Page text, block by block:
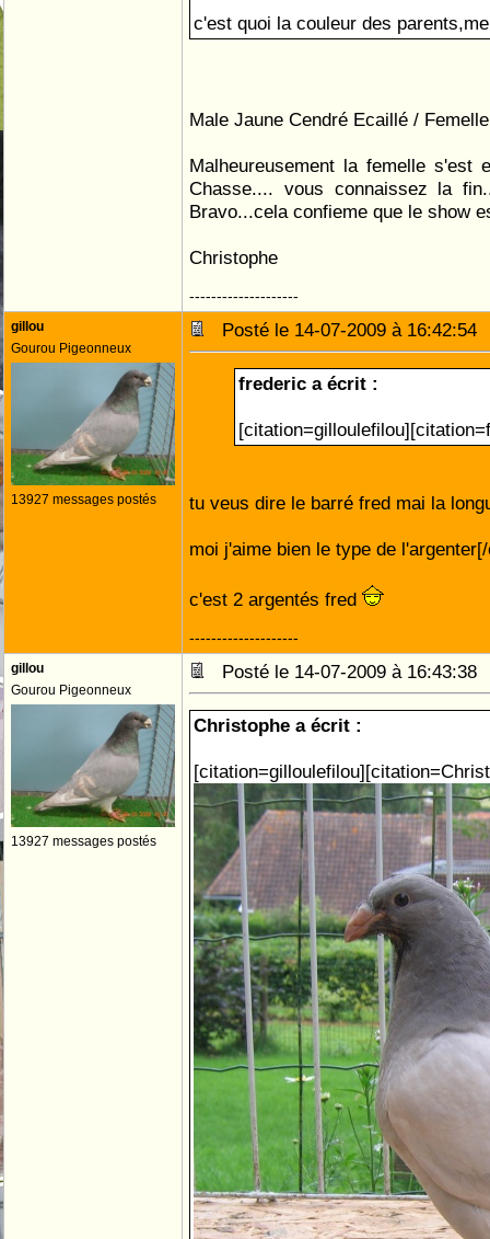
c'est quoi la couleur des
Male Jaune Cendré Ecaillé /
Malheureusement la femelle s'est
Chasse.... vous connaissez la
Bravo...cela confieme que le show
Christophe
--------------------
gillou
Gourou Pigeonneux
13927 messages postés
Posté le 14-07-2009 à
frederic a écrit :
tu veus dire le barré fred mai la
moi j'aime bien le type de
c'est 2 argentés fred
--------------------
gillou
Gourou Pigeonneux
13927 messages postés
Posté le 14-07-2009 à
Christophe a écrit :